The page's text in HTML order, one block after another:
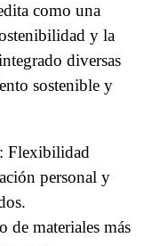
como una
y la
diversas
sostenible y
: Flexibilidad
personal y
de materiales más